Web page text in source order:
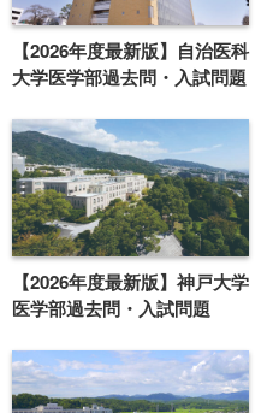
【2026年度最新版】自治医科
大学医学部過去問・入試問題
【2026年度最新版】神戸大学
医学部過去問・入試問題